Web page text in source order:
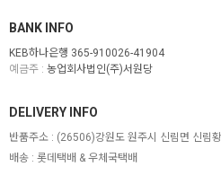
BANK INFO
KEB하나은행 365-910026-41904
예금주 : 농업회사법인(주)서원당
DELIVERY INFO
반품주소 : (26506)강원도 원주시 신림면 신림
배송 : 롯데택배 & 우체국택배